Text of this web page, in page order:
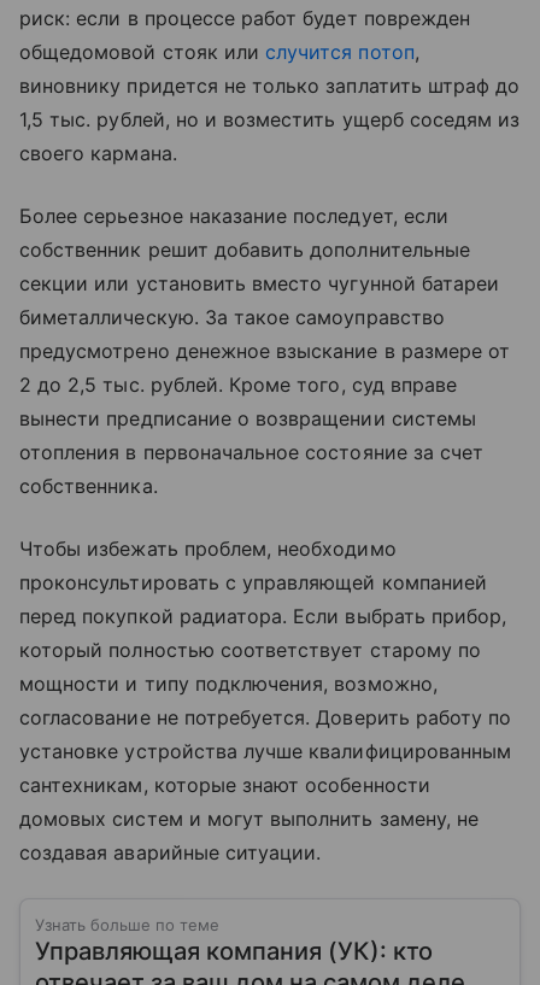
риск: если в процессе работ будет поврежден
общедомовой стояк или случится потоп,
виновнику придется не только заплатить штраф до
1,5 тыс. рублей, но и возместить ущерб соседям из
своего кармана.
Более серьезное наказание последует, если
собственник решит добавить дополнительные
секции или установить вместо чугунной батареи
биметаллическую. За такое самоуправство
предусмотрено денежное взыскание в размере от
2 до 2,5 тыс. рублей. Кроме того, суд вправе
вынести предписание о возвращении системы
отопления в первоначальное состояние за счет
собственника.
Чтобы избежать проблем, необходимо
проконсультировать с управляющей компанией
перед покупкой радиатора. Если выбрать прибор,
который полностью соответствует старому по
мощности и типу подключения, возможно,
согласование не потребуется. Доверить работу по
установке устройства лучше квалифицированным
сантехникам, которые знают особенности
домовых систем и могут выполнить замену, не
создавая аварийные ситуации.
Узнать больше по теме
Управляющая компания (УК): кто